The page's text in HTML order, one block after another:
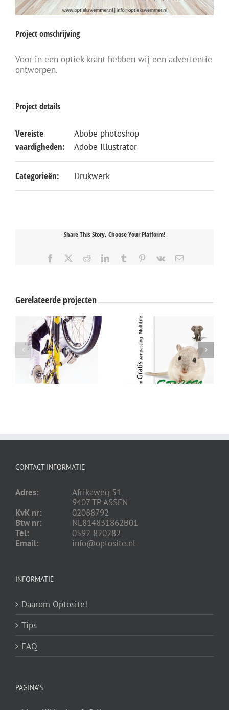
Project omschrijving
Voor in een optiek krant hebben wij een advertentie
ontworpen.
Project details
Vereiste
vaardigheden:
Abobe photoshop
Adobe Illustrator
Categorieën: Drukwerk
Share This Story, Choose Your Platform!
Facebook RedditLinkedInTumblr Pinterest
Vk
E-
Gerelateerde projecten
Waarde coupon De maandlenzen bij Ercon
CONTACT INFORMATIE
Adres:
Afrikaweg 51
9407 TP ASSEN
KvK nr:
02088792
Btw nr:
NL814831862B01
Tel:
0592 820282
Email:
info@optosite.nl
INFORMATIE
Daarom Optosite!
Tips
FAQ
PAGINA’S